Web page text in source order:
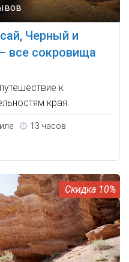
Черный и
все сокровища
к
края.
13 часов
10%